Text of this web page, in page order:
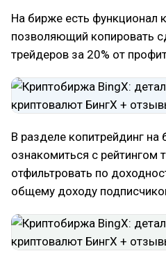
На бирже есть функционал
позволяющий копировать
трейдеров за 20% от
В разделе копитрейдинг
ознакомиться с рейтингом
отфильтровать по
общему доходу